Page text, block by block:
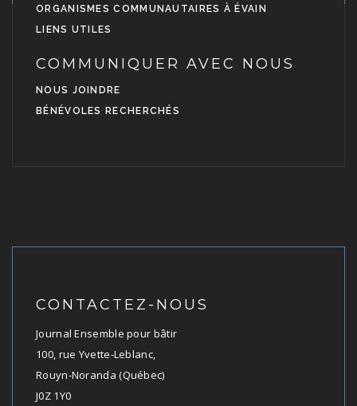
ORGANISMES COMMUNAUTAIRES À ÉVAIN
LIENS UTILES
COMMUNIQUER AVEC NOUS
NOUS JOINDRE
BÉNÉVOLES RECHERCHÉS
CONTACTEZ-NOUS
Journal Ensemble pour bâtir
100, rue Yvette-Leblanc,
Rouyn-Noranda (Québec)
J0Z 1Y0